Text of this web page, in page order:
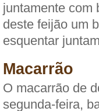
juntamente com
deste feijão um
esquentar
Macarrão
O macarrão de
segunda-feira,